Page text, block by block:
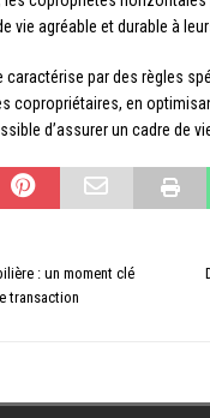
vie agréable et durable à
par des règles
copropriétaires, en
d’assurer un cadre de
: un moment clé
transaction